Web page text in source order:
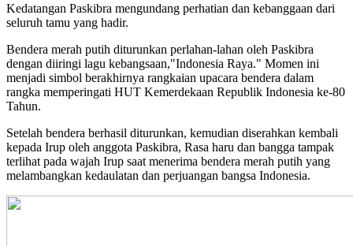
Kedatangan Paskibra mengundang perhatian dan kebanggaan dari
seluruh tamu yang hadir.
Bendera merah putih diturunkan perlahan-lahan oleh Paskibra
dengan diiringi lagu kebangsaan,"Indonesia Raya." Momen ini
menjadi simbol berakhirnya rangkaian upacara bendera dalam
rangka memperingati HUT Kemerdekaan Republik Indonesia ke-80
Tahun.
Setelah bendera berhasil diturunkan, kemudian diserahkan kembali
kepada Irup oleh anggota Paskibra, Rasa haru dan bangga tampak
terlihat pada wajah Irup saat menerima bendera merah putih yang
melambangkan kedaulatan dan perjuangan bangsa Indonesia.